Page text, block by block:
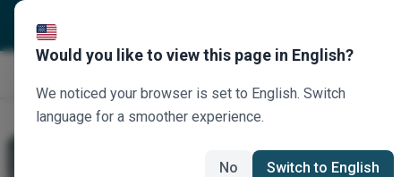
Μπολόνια Ενοικίαση Αυτοκινήτου
Would you like to view this page in English?
We noticed your browser is set to English. Switch
language for a smoother experience.
No Switch to English